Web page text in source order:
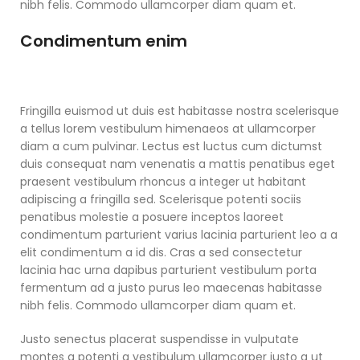
nibh felis. Commodo ullamcorper diam quam et.
Condimentum enim
Fringilla euismod ut duis est habitasse nostra scelerisque
a tellus lorem vestibulum himenaeos at ullamcorper
diam a cum pulvinar. Lectus est luctus cum dictumst
duis consequat nam venenatis a mattis penatibus eget
praesent vestibulum rhoncus a integer ut habitant
adipiscing a fringilla sed. Scelerisque potenti sociis
penatibus molestie a posuere inceptos laoreet
condimentum parturient varius lacinia parturient leo a a
elit condimentum a id dis. Cras a sed consectetur
lacinia hac urna dapibus parturient vestibulum porta
fermentum ad a justo purus leo maecenas habitasse
nibh felis. Commodo ullamcorper diam quam et.
Justo senectus placerat suspendisse in vulputate
montes a potenti a vestibulum ullamcorper justo a ut